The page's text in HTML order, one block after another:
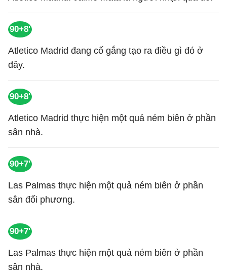
90+8'
Atletico Madrid đang cố gắng tạo ra điều gì đó ở
đây.
90+8'
Atletico Madrid thực hiện một quả ném biên ở phần
sân nhà.
90+7'
Las Palmas thực hiện một quả ném biên ở phần
sân đối phương.
90+7'
Las Palmas thực hiện một quả ném biên ở phần
sân nhà.